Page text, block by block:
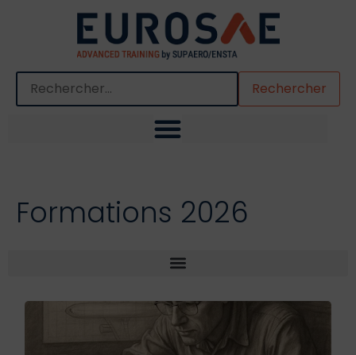
Quand les résultats de l'auto-complétion sont
Formations 2026